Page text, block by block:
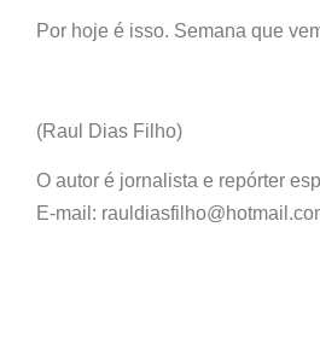
Por hoje é isso. Semana que
(Raul Dias Filho)
O autor é jornalista e repórter
E-mail: